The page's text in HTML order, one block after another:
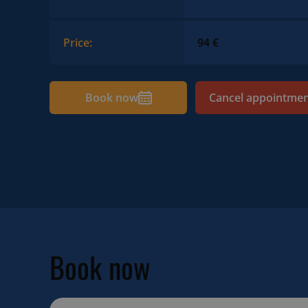
Price: 94 €
Book now Cancel
Book now